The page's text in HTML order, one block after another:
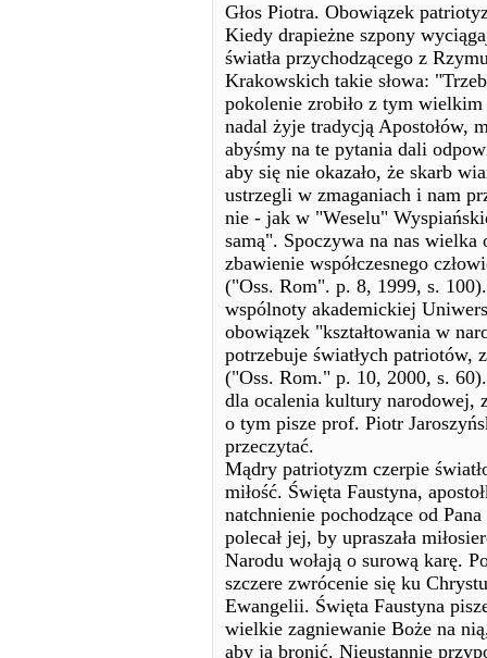
Głos Piotra. Obowiązek
Kiedy drapieżne szpony
światła przychodzącego z
Krakowskich takie słowa:
pokolenie zrobiło z tym
nadal żyje tradycją Apostołów,
abyśmy na te pytania dali
aby się nie okazało, że skarb
ustrzegli w zmaganiach i nam
nie - jak w "Weselu"
samą". Spoczywa na nas
zbawienie współczesnego
("Oss. Rom". p. 8, 1999, s.
wspólnoty akademickiej
obowiązek "kształtowania w
potrzebuje światłych patriotów,
("Oss. Rom." p. 10, 2000, s.
dla ocalenia kultury narodowej,
o tym pisze prof. Piotr
przeczytać.
Mądry patriotyzm czerpie
miłość. Święta Faustyna,
natchnienie pochodzące od
polecał jej, by upraszała
Narodu wołają o surową karę.
szczere zwrócenie się ku
Ewangelii. Święta Faustyna
wielkie zagniewanie Boże na
aby ją bronić. Nieustannie